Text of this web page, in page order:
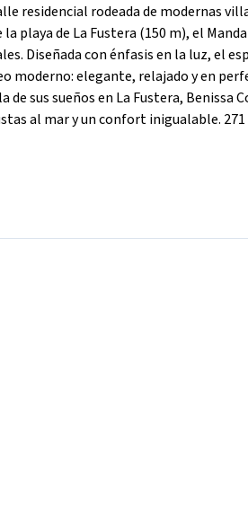
residencial rodeada de modernas
playa de La Fustera (150 m), el
Diseñada con énfasis en la luz, el
moderno: elegante, relajado y en
de sus sueños en La Fustera,
al mar y un confort inigualable. 271